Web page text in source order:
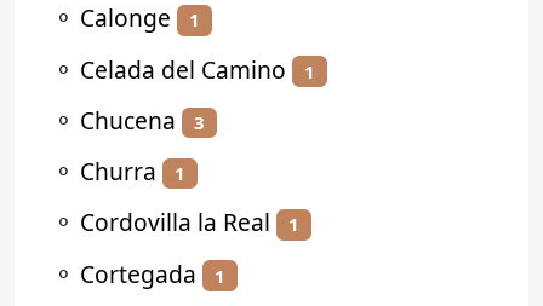
⚬ Calonge 1
⚬ Celada del Camino 1
⚬ Chucena 3
⚬ Churra 1
⚬ Cordovilla la Real 1
⚬ Cortegada 1